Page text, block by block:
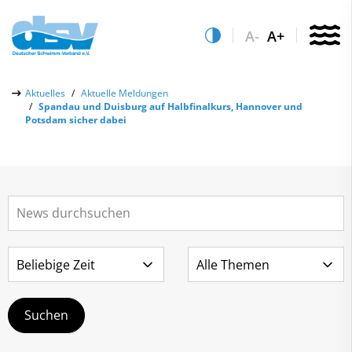
A- A+
Aktuelles
Aktuelle Meldungen
Spandau und Duisburg auf Halbfinalkurs, Hannover und
Potsdam sicher dabei
Über uns
Aktuelles
Leistungs- & Wettkampfsport
Schwimmen lernen
Sportentwicklung
Service
Vereinsfinder
Lizenzwesen
Zentrale Hinweisstelle
Anti-Doping
Recht auf sicheren Schwimmsport
Abteilungen